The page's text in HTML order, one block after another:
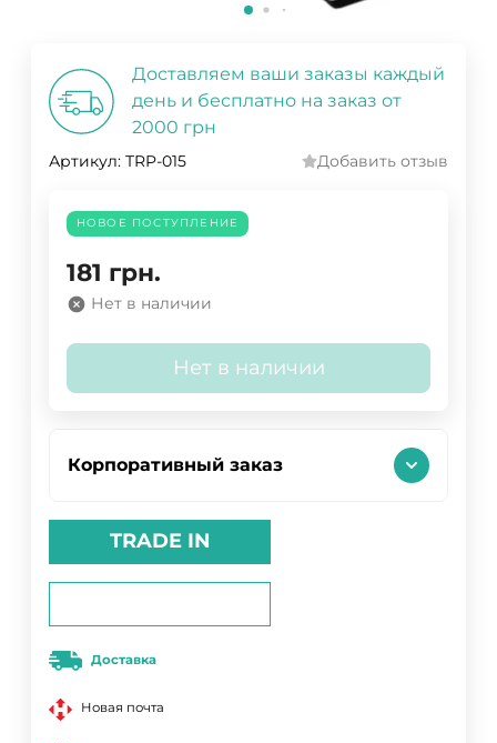
Доставляем ваши заказы каждый
день и бесплатно на заказ от
2000 грн
Артикул: TRP-015 Добавить отзыв
НОВОЕ ПОСТУПЛЕНИЕ
181 грн.
Нет в наличии
Нет в наличии
Корпоративный заказ
TRADE IN
Доставка
Новая почта